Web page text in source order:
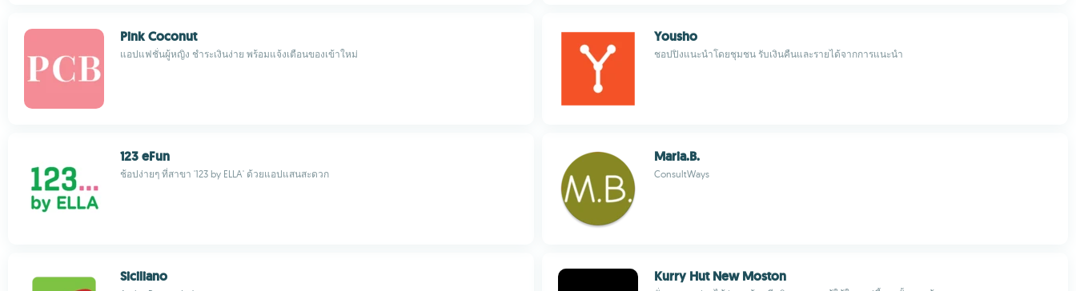
Pink Coconut
แอปแฟชั่นผู้หญิง ชำระเงินง่าย พร้อมแจ้งเตือนของเข้าใหม่
Yousho
ชอปปิงแนะนำโดยชุมชน รับเงินคืนและรายได้จากการแนะนำ
123 eFun
ช้อปง่ายๆ ที่สาขา '123 by ELLA' ด้วยแอปแสนสะดวก
Maria.B.
ConsultWays
Siciliano Kurry Hut New Moston